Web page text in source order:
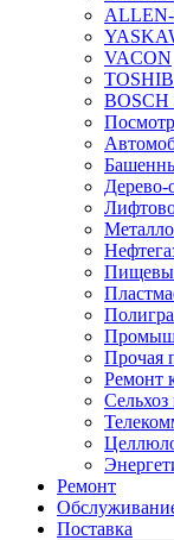
VACON
Прочая
Ремонт
Сельхоз
Ремонт
Поставка